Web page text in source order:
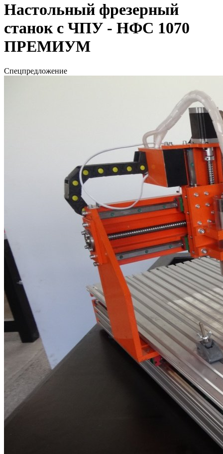
Настольный фрезерный
станок с ЧПУ - НФС 1070
ПРЕМИУМ
Спецпредложение